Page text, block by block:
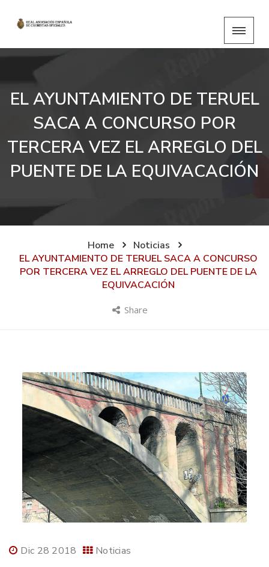
EL AYUNTAMIENTO DE TERUEL
SACA A CONCURSO POR
TERCERA VEZ EL ARREGLO DEL
PUENTE DE LA EQUIVACACIÓN
Home
Noticias
EL AYUNTAMIENTO DE TERUEL SACA A CONCURSO
POR TERCERA VEZ EL ARREGLO DEL PUENTE DE LA
EQUIVACACIÓN
Share
Dic 28 2018 Noticias